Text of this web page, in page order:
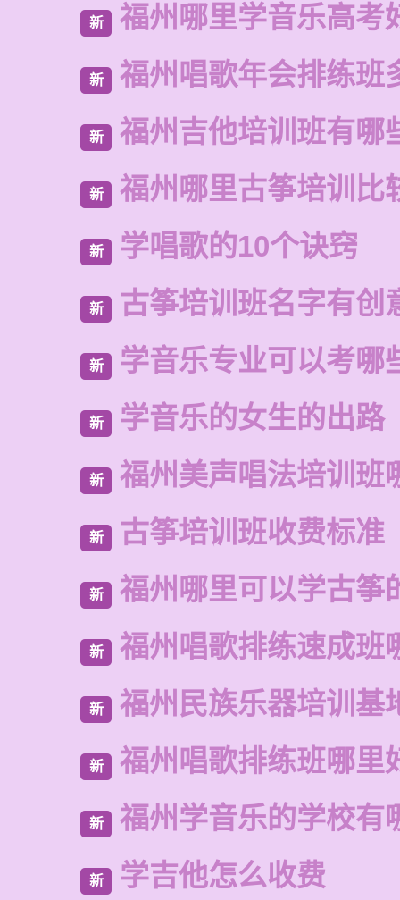
新 福州哪里学音乐高考
新 福州唱歌年会排练班
新 福州吉他培训班有哪
新 福州哪里古筝培训比
新 学唱歌的10个诀窍
新 古筝培训班名字有创
新 学音乐专业可以考哪
新 学音乐的女生的出路
新 福州美声唱法培训班
新 古筝培训班收费标准
新 福州哪里可以学古筝
新 福州唱歌排练速成班
新 福州民族乐器培训基
新 福州唱歌排练班哪里
新 福州学音乐的学校有
新 学吉他怎么收费